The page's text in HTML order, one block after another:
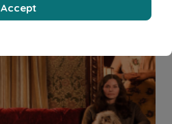
Accept